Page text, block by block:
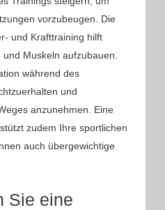
vorzubeugen. Die
und Krafttraining hilft
Muskeln aufzubauen.
während des
und
anzunehmen. Eine
zudem Ihre sportlichen
auch übergewichtige
Sie eine